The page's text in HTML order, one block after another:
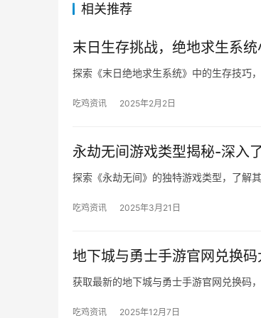
相关推荐
末日生存挑战，绝地求生系
探索《末日绝地求生系统》中的生存技巧
吃鸡资讯 2025年2月2日
永劫无间游戏类型揭秘-深入
探索《永劫无间》的独特游戏类型，了解
吃鸡资讯 2025年3月21日
地下城与勇士手游官网兑换
获取最新的地下城与勇士手游官网兑换码
吃鸡资讯 2025年12月7日